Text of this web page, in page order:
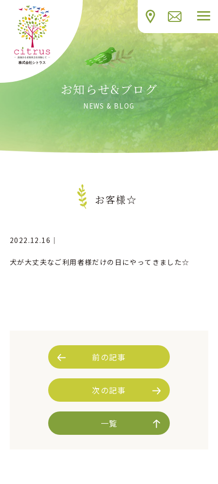
お知らせ&ブログ
NEWS & BLOG
お客様☆
2022.12.16｜
犬が大丈夫なご利用者様だけの日にやってきました☆
前の記事
次の記事
一覧